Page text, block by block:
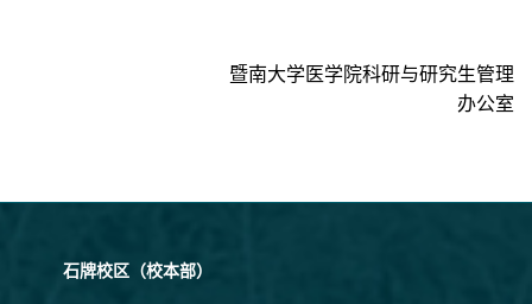
暨南大学医学院科研与研究生管理
办公室
石牌校区（校本部）